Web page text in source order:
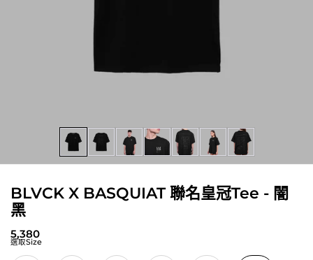
BLVCK X BASQUIAT 聯名皇冠Tee - 闇
黑
5,380
選取Size